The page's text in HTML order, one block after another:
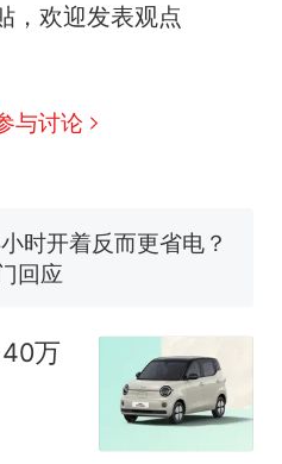
，欢迎发表观点
与讨论
，公平么？
行绕了几乎整个国境
还曾两次到中国寻根
车卖不动，40万以上
时开着反而更省电？
回应
谷
人报名的考试，成绩
，公平么？
万